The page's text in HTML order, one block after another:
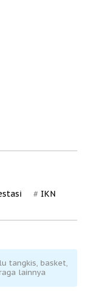
IKN
tangkis, basket,
lainnya